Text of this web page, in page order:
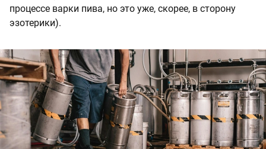
процессе варки пива, но это уже, скорее, в сторону
эзотерики).